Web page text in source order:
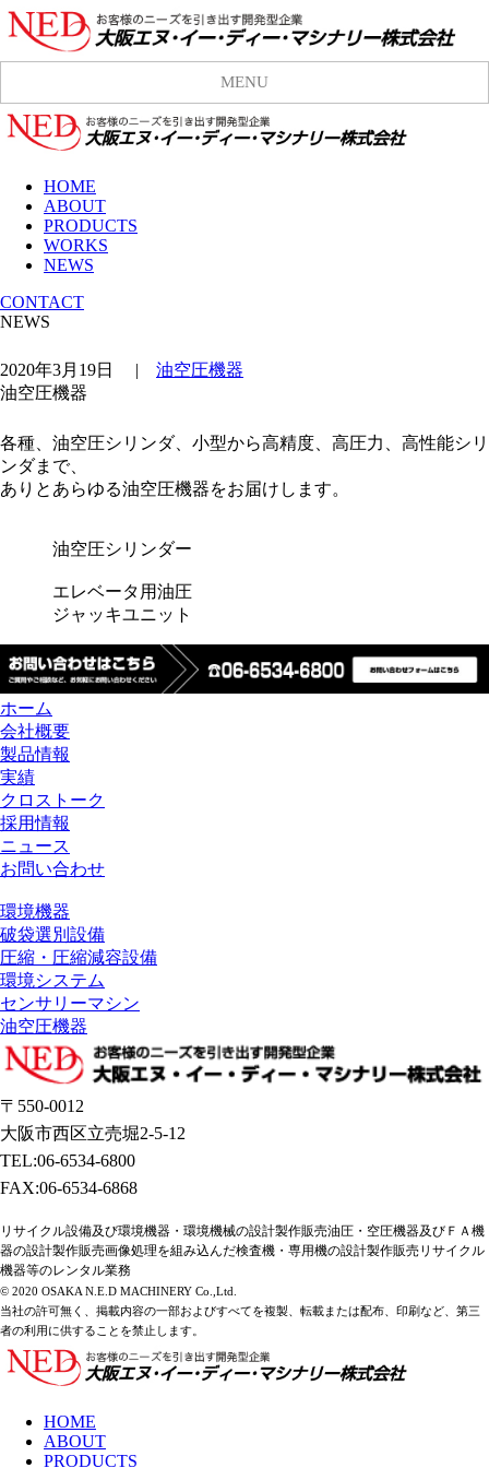
MENU
HOME
ABOUT
PRODUCTS
WORKS
NEWS
CONTACT
NEWS
2020年3月19日 | 油空圧機器
油空圧機器
各種、油空圧シリンダ、小型から高精度、高圧力、高性能シリ
ンダまで、
ありとあらゆる油空圧機器をお届けします。
油空圧シリンダー
エレベータ用油圧
ジャッキユニット
ホーム
会社概要
製品情報
実績
クロストーク
採用情報
ニュース
お問い合わせ
環境機器
破袋選別設備
圧縮・圧縮減容設備
環境システム
センサリーマシン
油空圧機器
〒550-0012
大阪市西区立売堀2-5-12
TEL:06-6534-6800
FAX:06-6534-6868
リサイクル設備及び環境機器・環境機械の設計製作販売油圧・空圧機器及びＦＡ機
器の設計製作販売画像処理を組み込んだ検査機・専用機の設計製作販売リサイクル
機器等のレンタル業務
© 2020 OSAKA N.E.D MACHINERY Co.,Ltd.
当社の許可無く、掲載内容の一部およびすべてを複製、転載または配布、印刷など、第三
者の利用に供することを禁止します。
HOME
ABOUT
PRODUCTS